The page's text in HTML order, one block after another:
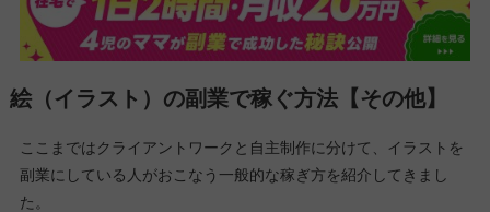
絵（イラスト）の副業で稼ぐ方法【その他】
ここまではクライアントワークと自主制作に分けて、イラストを
副業にしている人がおこなう一般的な稼ぎ方を紹介してきまし
た。